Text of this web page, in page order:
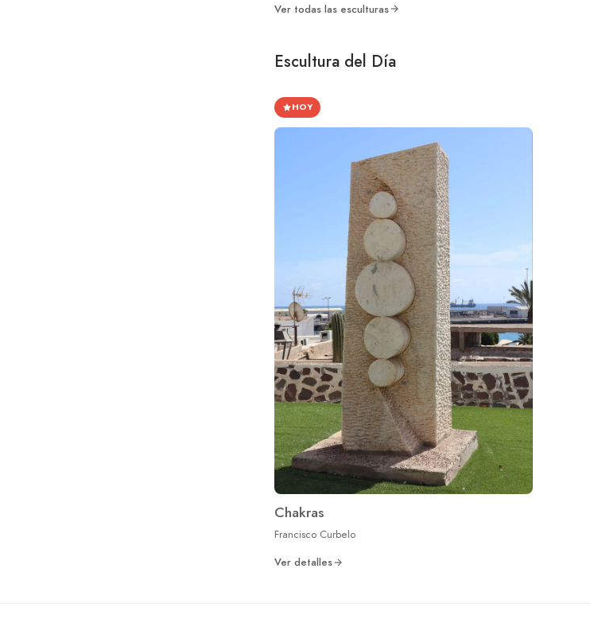
Ver todas las esculturas
Escultura del Día
HOY
Chakras
Francisco Curbelo
Ver detalles